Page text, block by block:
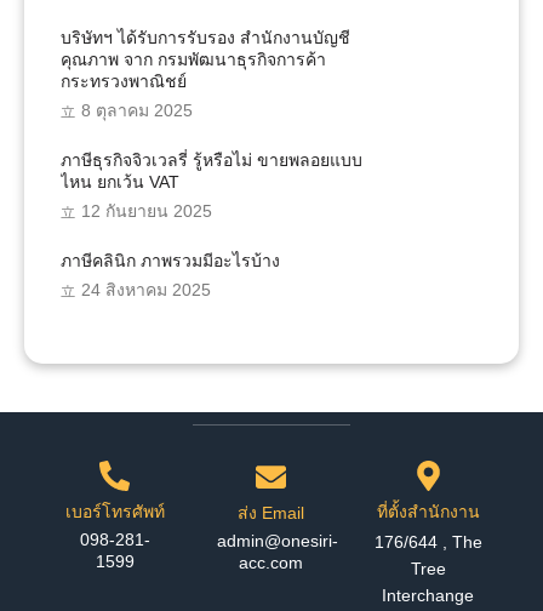
บริษัทฯ ได้รับการรับรอง สำนักงานบัญชี
คุณภาพ จาก กรมพัฒนาธุรกิจการค้า
กระทรวงพาณิชย์
8 ตุลาคม 2025
ภาษีธุรกิจจิวเวลรี่ รู้หรือไม่ ขายพลอยแบบ
ไหน ยกเว้น VAT
12 กันยายน 2025
ภาษีคลินิก ภาพรวมมีอะไรบ้าง
24 สิงหาคม 2025
เบอร์โทรศัพท์
098-281-
1599
ส่ง Email
admin@onesiri-
acc.com
ที่ตั้งสำนักงาน
176/644 , The
Tree
Interchange